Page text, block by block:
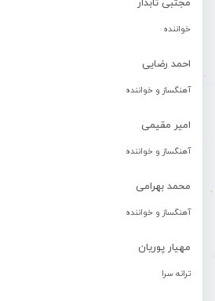
مجتبی تابدار
خواننده
احمد رضایی
آهنگساز و خواننده
امیر مقیمی
آهنگساز و خواننده
محمد بهرامی
آهنگساز و خواننده
مهیار پوریان
ترانه سرا